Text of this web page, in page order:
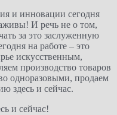
и инновации сегодня
И речь не о том,
за это заслуженную
на работе – это
искусственным,
производство товаров
одноразовыми, продаем
здесь и сейчас.
и сейчас!